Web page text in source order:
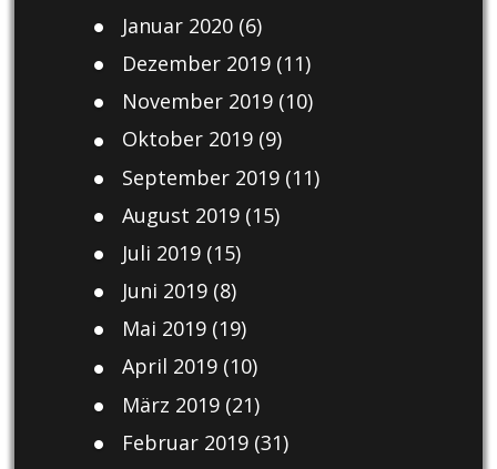
Januar 2020(6)
Dezember 2019(11)
November 2019(10)
Oktober 2019(9)
September 2019(11)
August 2019(15)
Juli 2019(15)
Juni 2019(8)
Mai 2019(19)
April 2019(10)
März 2019(21)
Februar 2019(31)